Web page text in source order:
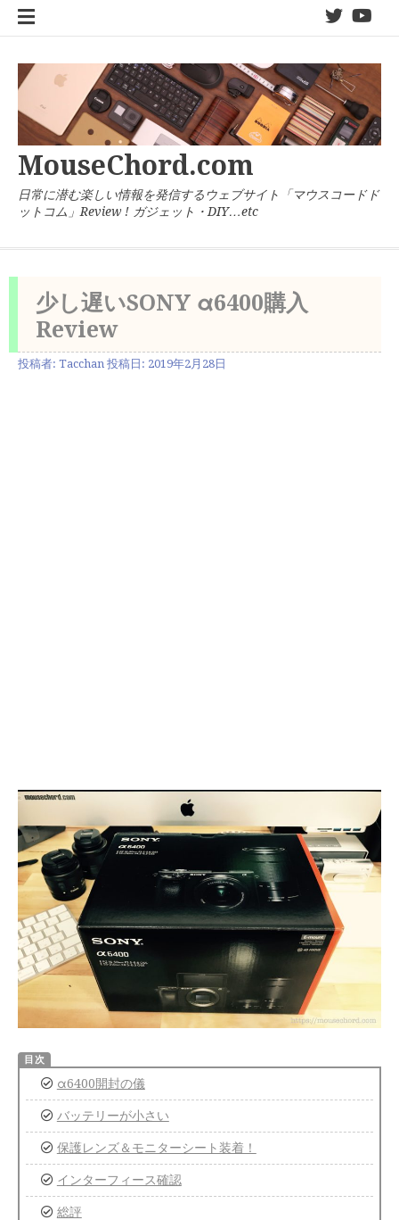
twitter
MouseChord.com
日常に潜む楽しい情報を発信するウェブサイト「マウスコードド
ットコム」Review ! ガジェット・DIY…etc
少し遅いSONY α6400購入
Review
投稿者: Tacchan 投稿日: 2019年2月28日
α6400開封の儀
バッテリーが小さい
保護レンズ＆モニターシート装着！
インターフィース確認
総評